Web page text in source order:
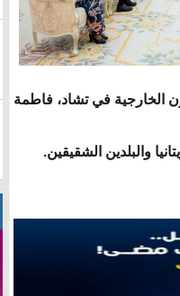
الخارجية في تشاد، فاطمة
والبلدين الشقيقين.